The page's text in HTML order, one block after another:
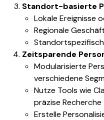
Standort-basierte
Lokale Ereignisse
Regionale
Zeitsparende
Modularisierte
verschiedene
Nutze Tools wie
präzise Recherche
Erstelle